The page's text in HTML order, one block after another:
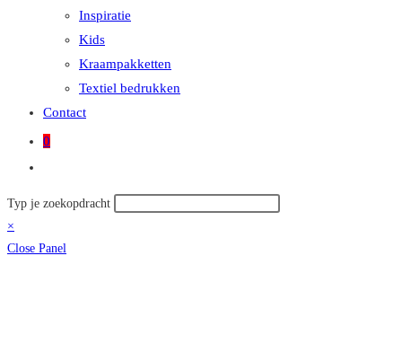
Inspiratie
Kids
Kraampakketten
Textiel bedrukken
Contact
0
zoeken
Zoek
op
deze
Typ je zoekopdracht
×
Close Panel